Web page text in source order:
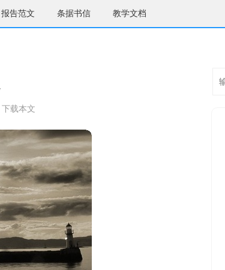
报告范文 条据书信 教学文档
下载本文